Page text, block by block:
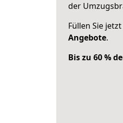
der
Füllen Sie
Angebote.
Bis zu 60 %